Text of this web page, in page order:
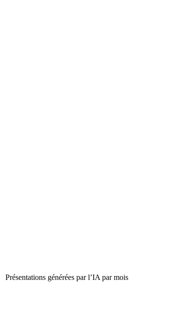
Présentations générées par l’IA par mois